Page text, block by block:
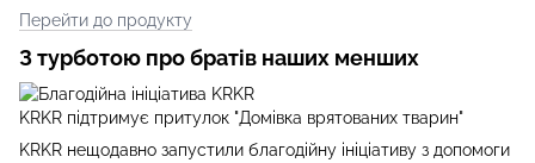
Перейти до продукту
З турботою про братів наших менших
KRKR підтримує притулок "Домівка врятованих тварин"
KRKR нещодавно запустили благодійну ініціативу з допомоги